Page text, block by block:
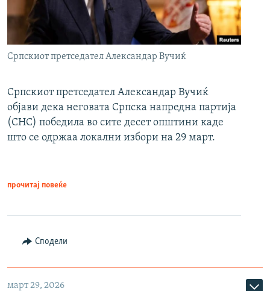
Српскиот претседател Александар Вучиќ
Српскиот претседател Александар Вучиќ
објави дека неговата Српска напредна партија
(СНС) победила во сите десет општини каде
што се одржаа локални избори на 29 март.
прочитај повеќе
Сподели
март 29, 2026